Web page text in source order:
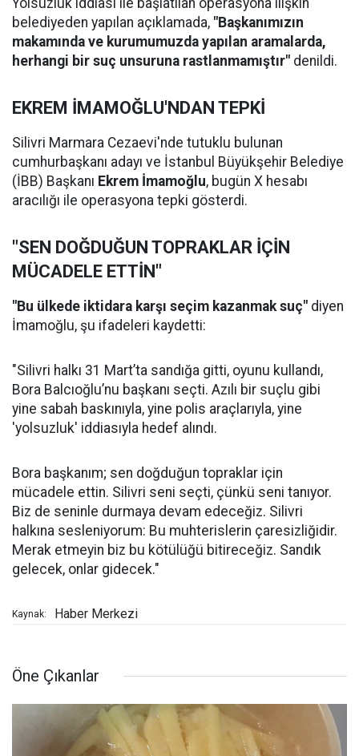
Yolsuzluk iddiası ile başlatılan operasyona ilişkin
belediyeden yapılan açıklamada, "Başkanımızın
makamında ve kurumumuzda yapılan aramalarda,
herhangi bir suç unsuruna rastlanmamıştır" denildi.
EKREM İMAMOĞLU'NDAN TEPKİ
Silivri Marmara Cezaevi'nde tutuklu bulunan
cumhurbaşkanı adayı ve İstanbul Büyükşehir Belediye
(İBB) Başkanı Ekrem İmamoğlu, bugün X hesabı
aracılığı ile operasyona tepki gösterdi.
"SEN DOĞDUĞUN TOPRAKLAR İÇİN
MÜCADELE ETTİN"
"Bu ülkede iktidara karşı seçim kazanmak suç" diyen
İmamoğlu, şu ifadeleri kaydetti:
"Silivri halkı 31 Mart’ta sandığa gitti, oyunu kullandı,
Bora Balcıoğlu’nu başkanı seçti. Azılı bir suçlu gibi
yine sabah baskınıyla, yine polis araçlarıyla, yine
'yolsuzluk' iddiasıyla hedef alındı.
Bora başkanım; sen doğduğun topraklar için
mücadele ettin. Silivri seni seçti, çünkü seni tanıyor.
Biz de seninle durmaya devam edeceğiz. Silivri
halkına sesleniyorum: Bu muhterislerin çaresizliğidir.
Merak etmeyin biz bu kötülüğü bitireceğiz. Sandık
gelecek, onlar gidecek."
Kaynak: Haber Merkezi
Öne Çıkanlar